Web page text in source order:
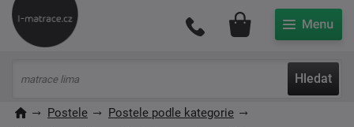
Hledat
Můj účet
Postele
Postele podle kategorie